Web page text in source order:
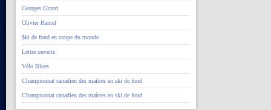
Georges Girard
Olivier Hamel
$ki de fond en coupe du monde
Lettre ouverte
Vélo Blues
Championnat canadien des maîtres en ski de fond
Championnat canadien des maîtres en ski de fond